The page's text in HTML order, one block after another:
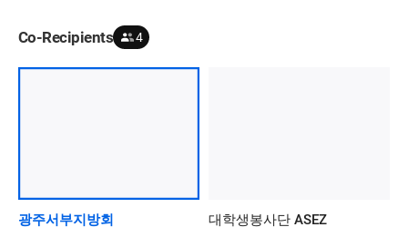
Co-Recipients 4
광주서부지방회 대학생봉사단 ASEZ